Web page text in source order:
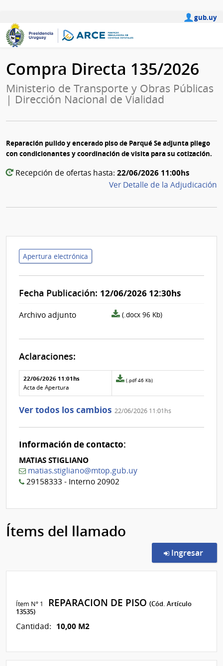
gub.uy
Compra Directa 135/2026
Ministerio de Transporte y Obras Públicas
| Dirección Nacional de Vialidad
Reparación pulido y encerado piso de Parqué Se adjunta pliego
con condicionantes y coordinación de visita para su cotización.
Recepción de ofertas hasta: 22/06/2026 11:00hs
Ver Detalle de la Adjudicación
Apertura electrónica
Fecha Publicación: 12/06/2026 12:30hs
Archivo adjunto
archivo
(.docx 96 Kb)
Aclaraciones:
Aclaraciones del llamado
Fecha y
texto de
la
Archivo
de la
22/06/2026 11:01hs
Acta de Apertura
Archivo
de
aclaración
0
(.pdf 46 Kb)
Ver todos los cambios 22/06/2026 11:01hs
Información de contacto:
MATIAS STIGLIANO
matias.stigliano@mtop.gub.uy
29158333 - Interno 20902
Ítems del llamado
Ingresar
Ítem Nº 1 REPARACION DE PISO(Cód. Artículo
13535)
Cantidad: 10,00 M2